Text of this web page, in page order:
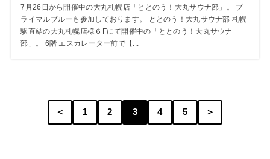
7月26日から開催中の大丸札幌店「ととのう！大丸サウナ部」。 プ
ライマルブルーも参加しております。 ととのう！大丸サウナ部 札幌
駅直結の大丸札幌店様６Fにて開催中の「ととのう！大丸サウナ
部」。 6階 エスカレーター前で【...
＜ 1 2 3 4 5 ＞